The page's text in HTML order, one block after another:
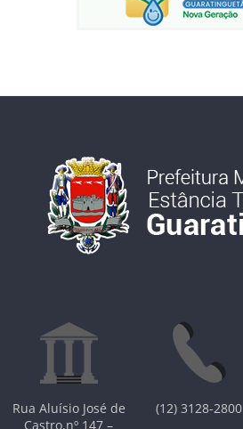
Rua Aluísio José de
Castro,nº 147 –
(12) 3128-2800